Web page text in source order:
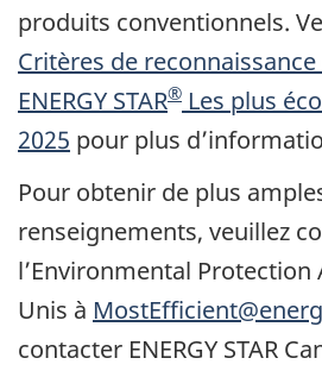
produits conventionnels.
Critères de
ENERGY STAR® Les plus
2025 pour plus
Pour obtenir de plus
renseignements, veuillez
l’Environmental Protection
Unis à
contacter ENERGY STAR